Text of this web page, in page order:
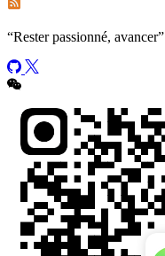
“Rester passionné, avancer”